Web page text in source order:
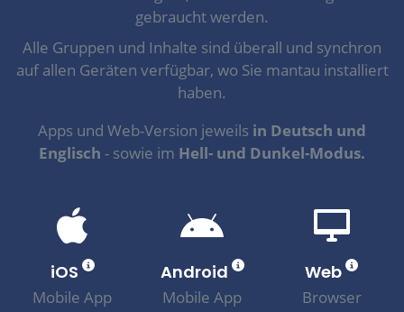
gebraucht werden.
Alle Gruppen und Inhalte sind überall und synchron
auf allen Geräten verfügbar, wo Sie mantau installiert
haben.
Apps und Web-Version jeweils in Deutsch und
Englisch - sowie im Hell- und Dunkel-Modus.
iOS
Mobile App
Android
Mobile App
Web
Browser